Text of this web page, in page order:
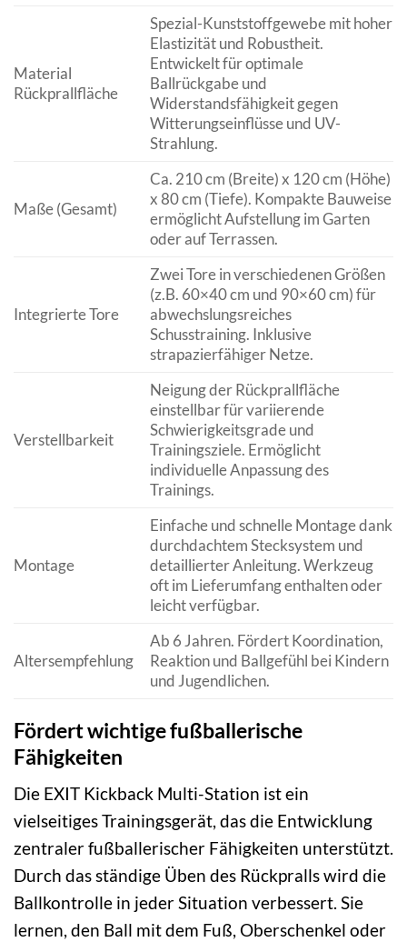
Material
Rückprallfläche
Spezial-Kunststoffgewebe mit hoher
Elastizität und Robustheit.
Entwickelt für optimale
Ballrückgabe und
Widerstandsfähigkeit gegen
Witterungseinflüsse und UV-
Strahlung.
Maße (Gesamt)
Ca. 210 cm (Breite) x 120 cm (Höhe)
x 80 cm (Tiefe). Kompakte Bauweise
ermöglicht Aufstellung im Garten
oder auf Terrassen.
Integrierte Tore
Zwei Tore in verschiedenen Größen
(z.B. 60×40 cm und 90×60 cm) für
abwechslungsreiches
Schusstraining. Inklusive
strapazierfähiger Netze.
Verstellbarkeit
Neigung der Rückprallfläche
einstellbar für variierende
Schwierigkeitsgrade und
Trainingsziele. Ermöglicht
individuelle Anpassung des
Trainings.
Montage
Einfache und schnelle Montage dank
durchdachtem Stecksystem und
detaillierter Anleitung. Werkzeug
oft im Lieferumfang enthalten oder
leicht verfügbar.
Altersempfehlung
Ab 6 Jahren. Fördert Koordination,
Reaktion und Ballgefühl bei Kindern
und Jugendlichen.
Fördert wichtige fußballerische
Fähigkeiten
Die EXIT Kickback Multi-Station ist ein
vielseitiges Trainingsgerät, das die Entwicklung
zentraler fußballerischer Fähigkeiten unterstützt.
Durch das ständige Üben des Rückpralls wird die
Ballkontrolle in jeder Situation verbessert. Sie
lernen, den Ball mit dem Fuß, Oberschenkel oder